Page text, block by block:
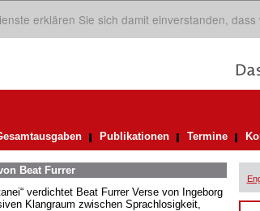
erklären Sie sich damit einverstanden, dass
Publikationen Termine
Beat Furrer
verdichtet Beat Furrer Verse von Ingeborg
Klangraum zwischen Sprachlosigkeit,